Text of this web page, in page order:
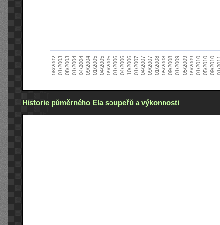
08/200201/200308/200301/200404/200409/200401/200504/200509/200501/200604/200610/200601/200704/200709/200701/200805/200809/200801/200905/200909/200901/201005/201009/2010
Historie půměrného Ela soupeřů a výkonnosti